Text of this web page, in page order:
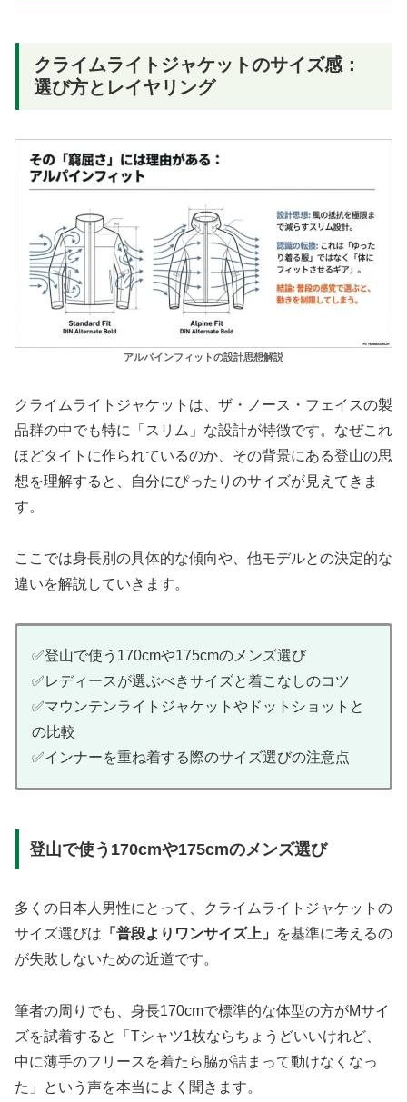
クライムライトジャケットのサイズ感：
選び方とレイヤリング
アルパインフィットの設計思想解説
クライムライトジャケットは、ザ・ノース・フェイスの製
品群の中でも特に「スリム」な設計が特徴です。なぜこれ
ほどタイトに作られているのか、その背景にある登山の思
想を理解すると、自分にぴったりのサイズが見えてきま
す。
ここでは身長別の具体的な傾向や、他モデルとの決定的な
違いを解説していきます。
✅登山で使う170cmや175cmのメンズ選び
✅レディースが選ぶべきサイズと着こなしのコツ
✅マウンテンライトジャケットやドットショットと
の比較
✅インナーを重ね着する際のサイズ選びの注意点
登山で使う170cmや175cmのメンズ選び
多くの日本人男性にとって、クライムライトジャケットの
サイズ選びは 「普段よりワンサイズ上」
を基準に考えるの
が失敗しないための近道です。
筆者の周りでも、身長170cmで標準的な体型の方がMサイ
ズを試着すると「Tシャツ1枚ならちょうどいいけれど、
中に薄手のフリースを着たら脇が詰まって動けなくなっ
た」という声を本当によく聞きます。